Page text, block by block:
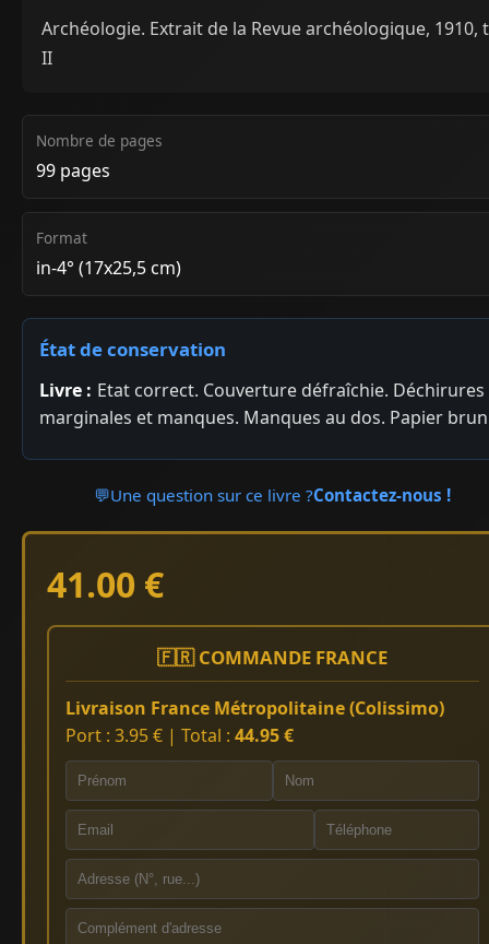
Archéologie. Extrait de la Revue archéologique, 1910,
II
Nombre de pages
99 pages
Format
in-4° (17x25,5 cm)
État de conservation
Livre : Etat correct. Couverture défraîchie. Déchirures
marginales et manques. Manques au dos. Papier
💬Une question sur ce livre ?Contactez-nous !
41.00 €
🇫🇷 COMMANDE FRANCE
Livraison France Métropolitaine (Colissimo)
Port : 3.95 € | Total : 44.95 €